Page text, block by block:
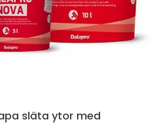
släta ytor med